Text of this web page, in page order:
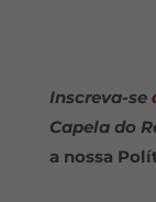
Inscreva-se
Capela do
a nossa